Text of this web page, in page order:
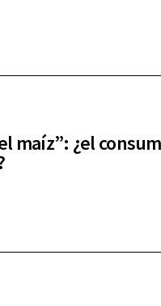
maíz”: ¿el